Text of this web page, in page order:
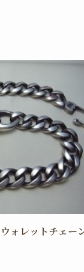
ォレットチェー